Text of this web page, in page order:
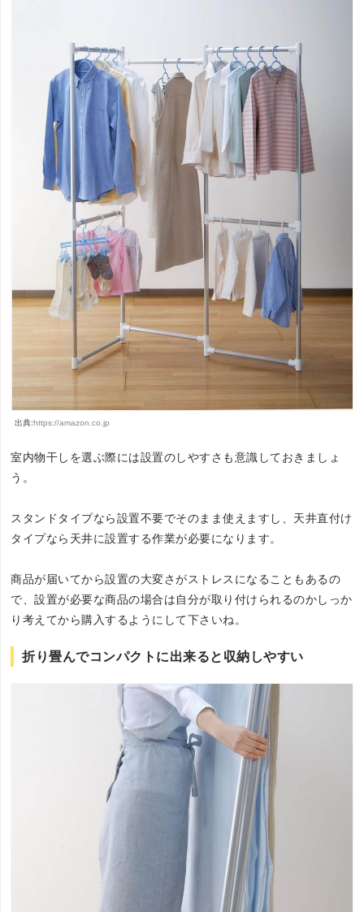
出典: https://amazon.co.jp
室内物干しを選ぶ際には設置のしやすさも意識しておきましょ
う。
スタンドタイプなら設置不要でそのまま使えますし、天井直付け
タイプなら天井に設置する作業が必要になります。
商品が届いてから設置の大変さがストレスになることもあるの
で、設置が必要な商品の場合は自分が取り付けられるのかしっか
り考えてから購入するようにして下さいね。
折り畳んでコンパクトに出来ると収納しやすい